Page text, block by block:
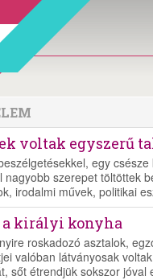
voltak egyszerű
egy
szerepet töltöttek
irodalmi művek, politikai
a királyi konyha
roskadozó asztalok,
valóban látványosak
sőt étrendjük sokszor